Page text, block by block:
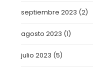
septiembre 2023 (2)
agosto 2023 (1)
julio 2023 (5)